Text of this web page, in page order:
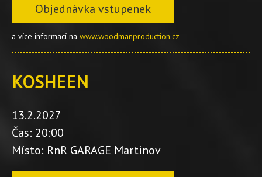
Objednávka vstupenek
a více informací na www.woodmanproduction.cz
KOSHEEN
13.2.2027
Čas: 20:00
Místo: RnR GARAGE Martinov